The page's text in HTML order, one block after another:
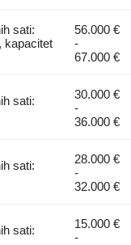
sati:
kapacitet
56.000 €
-
67.000 €
sati:
30.000 €
-
36.000 €
sati:
28.000 €
-
32.000 €
sati:
15.000 €
-